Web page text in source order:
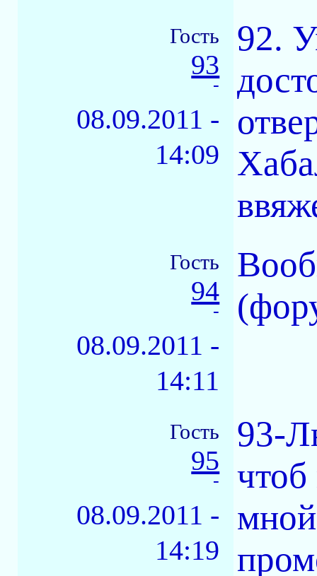
Гость
93
-
08.09.2011 -
14:09
92.
Гость
94
-
08.09.2011 -
14:11
Гость
95
-
08.09.2011 -
14:19
93-
чтоб